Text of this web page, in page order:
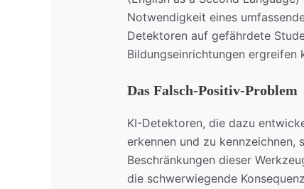
Notwendigkeit eines
Detektoren auf gefährdete
Bildungseinrichtungen ergreifen
Das Falsch-Positiv-Problem
KI-Detektoren, die dazu
erkennen und zu kennzeichnen,
Beschränkungen dieser
die schwerwiegende